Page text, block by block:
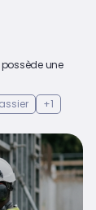
possède une
+1